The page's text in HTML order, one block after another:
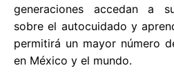
generaciones accedan a
sobre el autocuidado y
permitirá un mayor número
en México y el mundo.